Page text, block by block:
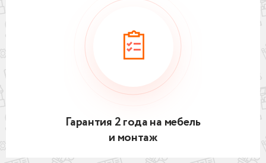
Гарантия 2 года на мебель
и монтаж